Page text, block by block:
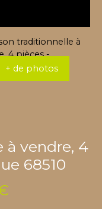
+ de photos
à vendre, 4
68510